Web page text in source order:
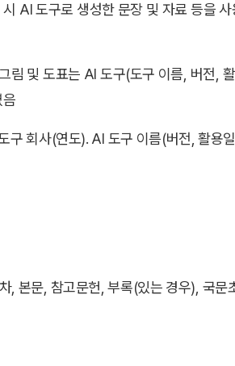
AI 도구로 생성한 문장 및 자료 등을
림 및 도표는 AI 도구(도구 이름, 버전,
음
구 회사(연도). AI 도구 이름(버전, 활용
, 본문, 참고문헌, 부록(있는 경우), 국